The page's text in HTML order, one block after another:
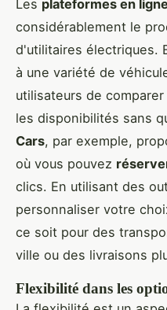
Les plateformes en ligne
considérablement le
d'utilitaires électriques.
à une variété de
utilisateurs de
les disponibilités sans
Cars, par exemple,
où vous pouvez
clics. En utilisant des
personnaliser votre
ce soit pour des
ville ou des livraisons
Flexibilité dans les